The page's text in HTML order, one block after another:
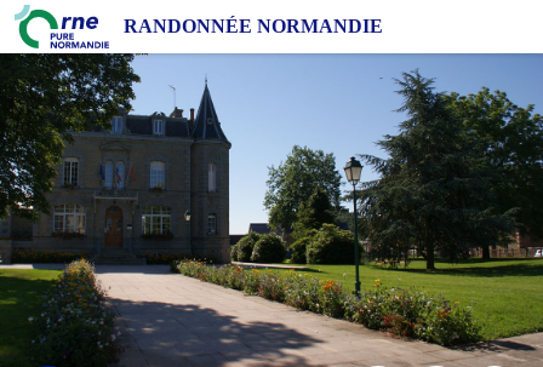
RANDONNÉE NORMANDIE
La campagne de Briouze à vélo
Briouze - Tourisme 61